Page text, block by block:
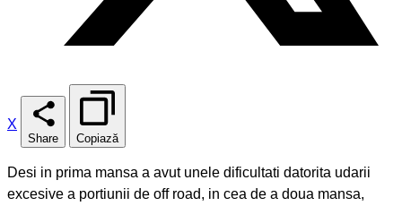
X
Share Copiază
Desi in prima mansa a avut unele dificultati datorita udarii
excesive a portiunii de off road, in cea de a doua mansa,